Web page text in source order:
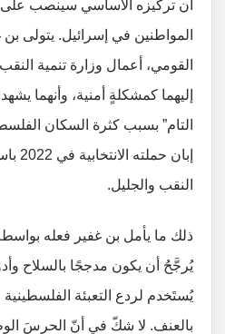
أن تركيزه الأساسي سينصب على
المواطنين في إسرائيل. يتولى
القومي، أعمال وزارة تنمية
إليهما كمشكلةٍ أمنية، وأنهما
التام” بسبب كثرة السكان
إبان
النقب والجليل.
ذلك ما يأمل بن غفير فعله
يُرجَّحُ أن يكون مدججًا بالسلاح
بالعنف. لا شكّ في أنّ الحرسَ